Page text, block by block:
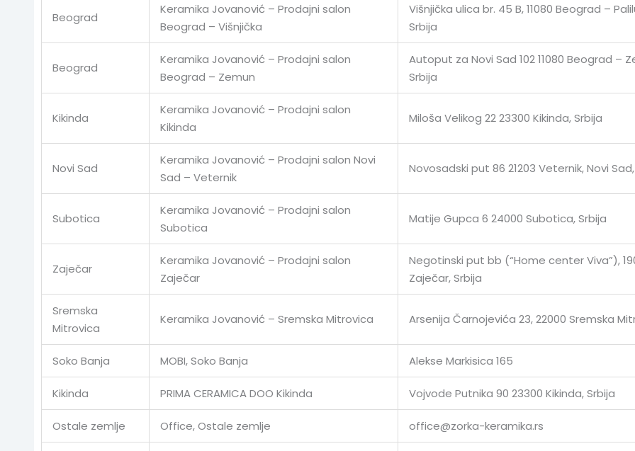
Beograd
Keramika Jovanović – Prodajni salon
Beograd – Višnjička
Višnjička ulica br. 45 B, 11080 Beograd –
Srbija
Beograd
Keramika Jovanović – Prodajni salon
Beograd – Zemun
Autoput za Novi Sad 102 11080 Beograd –
Srbija
Kikinda
Keramika Jovanović – Prodajni salon
Kikinda
Miloša Velikog 22 23300 Kikinda, Srbija
Novi Sad
Keramika Jovanović – Prodajni salon Novi
Sad – Veternik
Novosadski put 86 21203 Veternik, Novi
Subotica
Keramika Jovanović – Prodajni salon
Subotica
Matije Gupca 6 24000 Subotica, Srbija
Zaječar
Keramika Jovanović – Prodajni salon
Zaječar
Negotinski put bb (“Home center Viva”),
Zaječar, Srbija
Sremska
Mitrovica
Keramika Jovanović – Sremska Mitrovica Arsenija Čarnojevića 23, 22000 Sremska
Soko Banja MOBI, Soko Banja Alekse Markisica 165
Kikinda PRIMA CERAMICA DOO Kikinda Vojvode Putnika 90 23300 Kikinda, Srbija
Ostale zemlje Office, Ostale zemlje office@zorka-keramika.rs